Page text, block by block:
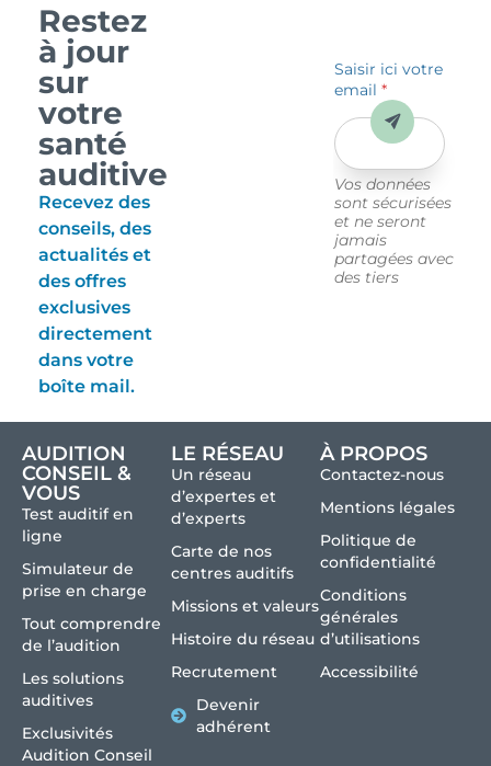
Restez
à jour
sur
votre
santé
auditive
Recevez des
conseils, des
actualités et
des offres
exclusives
directement
dans votre
boîte mail.
Saisir ici votre
email*
Vos données
sont sécurisées
et ne seront
jamais
partagées avec
des tiers
Envoyer
AUDITION
CONSEIL &
VOUS
Test auditif en
ligne
Simulateur de
prise en charge
Tout comprendre
de l’audition
Les solutions
auditives
Exclusivités
Audition Conseil
LE RÉSEAU
Un réseau
d’expertes et
d’experts
Carte de nos
centres auditifs
Missions et valeurs
Histoire du réseau
Recrutement
Devenir
adhérent
À PROPOS
Contactez-nous
Mentions légales
Politique de
confidentialité
Conditions
générales
d’utilisations
Accessibilité